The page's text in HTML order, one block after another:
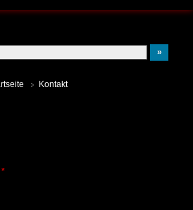
Kontakt
*